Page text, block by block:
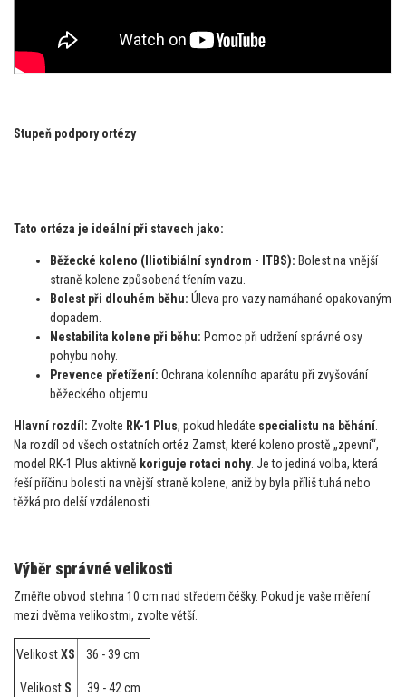
Stupeň podpory ortézy
Tato ortéza je ideální při stavech jako:
Běžecké koleno (Iliotibiální syndrom - ITBS): Bolest na vnější
straně kolene způsobená třením vazu.
Bolest při dlouhém běhu: Úleva pro vazy namáhané opakovaným
dopadem.
Nestabilita kolene při běhu: Pomoc při udržení správné osy
pohybu nohy.
Prevence přetížení: Ochrana kolenního aparátu při zvyšování
běžeckého objemu.
Hlavní rozdíl: Zvolte RK-1 Plus, pokud hledáte specialistu na běhání.
Na rozdíl od všech ostatních ortéz Zamst, které koleno prostě „zpevní“,
model RK-1 Plus aktivně koriguje rotaci nohy. Je to jediná volba, která
řeší příčinu bolesti na vnější straně kolene, aniž by byla příliš tuhá nebo
těžká pro delší vzdálenosti.
Výběr správné velikosti
Změřte obvod stehna 10 cm nad středem čéšky. Pokud je vaše měření
mezi dvěma velikostmi, zvolte větší.
VelikostXS 36 - 39 cm
Velikost S 39 - 42 cm